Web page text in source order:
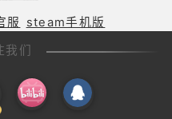
服
steam手机版
我们